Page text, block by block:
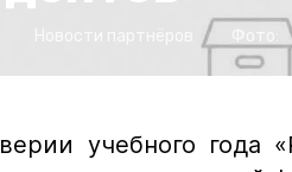
учебного года